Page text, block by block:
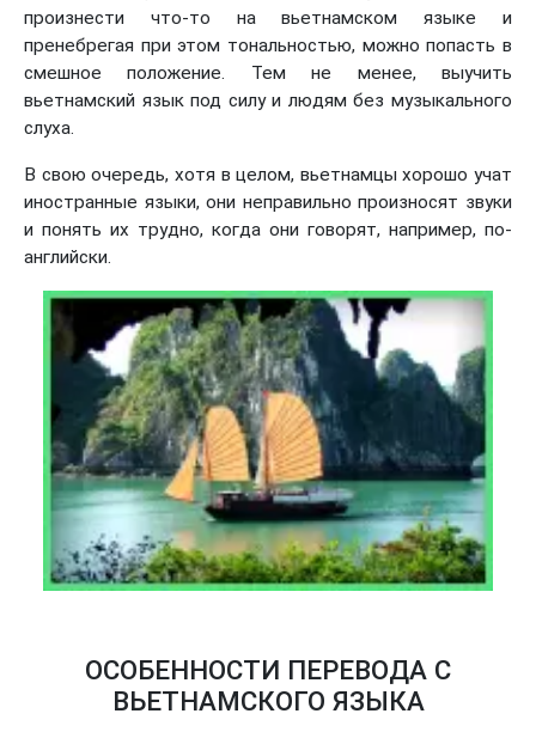
произнести что-то на вьетнамском языке и
пренебрегая при этом тональностью, можно попасть в
смешное положение. Тем не менее, выучить
вьетнамский язык под силу и людям без музыкального
слуха.
В свою очередь, хотя в целом, вьетнамцы хорошо учат
иностранные языки, они неправильно произносят звуки
и понять их трудно, когда они говорят, например, по-
английски.
ОСОБЕННОСТИ ПЕРЕВОДА С
ВЬЕТНАМСКОГО ЯЗЫКА